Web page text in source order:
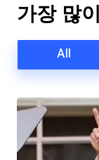
가장 많
All